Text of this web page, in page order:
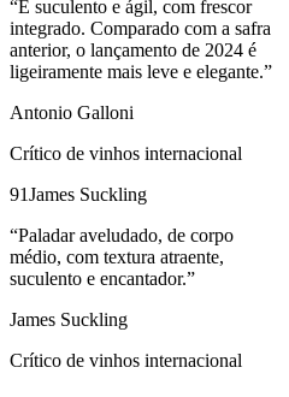
“É suculento e ágil, com frescor
integrado. Comparado com a safra
anterior, o lançamento de 2024 é
ligeiramente mais leve e elegante.”
Antonio Galloni
Crítico de vinhos internacional
91James Suckling
“Paladar aveludado, de corpo
médio, com textura atraente,
suculento e encantador.”
James Suckling
Crítico de vinhos internacional